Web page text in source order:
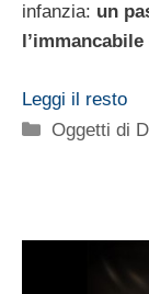
infanzia: un
Leggi il resto
Categorie
Oggetti di